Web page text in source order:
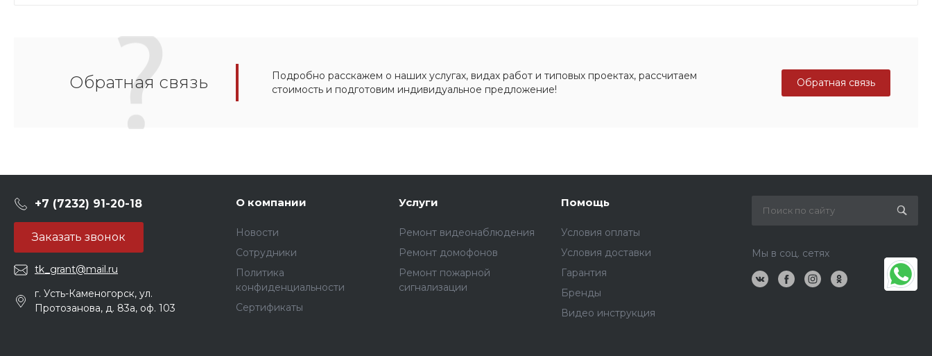
Обратная связь
Подробно расскажем о наших услугах, видах работ и типовых проектах, рассчитаем
стоимость и подготовим индивидуальное предложение!
Обратная связь
+7 (7232) 91-20-18
Заказать звонок
tk_grant@mail.ru
г. Усть-Каменогорск, ул.
Протозанова, д. 83а, оф. 103
О компании
Новости
Сотрудники
Политика
конфиденциальности
Сертификаты
Услуги
Ремонт видеонаблюдения
Ремонт домофонов
Ремонт пожарной
сигнализации
Помощь
Условия оплаты
Условия доставки
Гарантия
Бренды
Видео инструкция
Мы в соц. сетях